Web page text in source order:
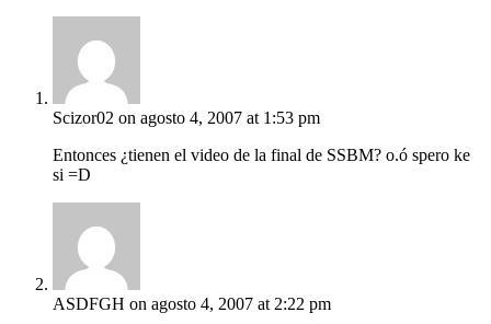
Scizor02 on agosto 4, 2007 at 1:53 pm
Entonces ¿tienen el video de la final de SSBM? o.ó spero ke
si =D
ASDFGH on agosto 4, 2007 at 2:22 pm